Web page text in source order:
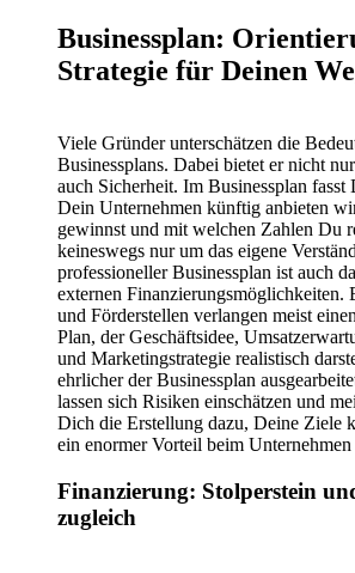
Businessplan:
Strategie für Deinen
Viele Gründer unterschätzen die
Businessplans. Dabei bietet er nicht
auch Sicherheit. Im Businessplan fasst
Dein Unternehmen künftig anbieten
gewinnst und mit welchen Zahlen Du
keineswegs nur um das eigene
professioneller Businessplan ist auch
externen Finanzierungsmöglichkeiten.
und Förderstellen verlangen meist
Plan, der Geschäftsidee,
und Marketingstrategie realistisch
ehrlicher der Businessplan
lassen sich Risiken einschätzen und
Dich die Erstellung dazu, Deine Ziele
ein enormer Vorteil beim Unternehmen
Finanzierung: Stolperstein
zugleich